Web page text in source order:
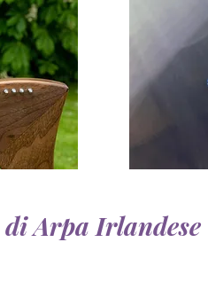
di Arpa Irlandese